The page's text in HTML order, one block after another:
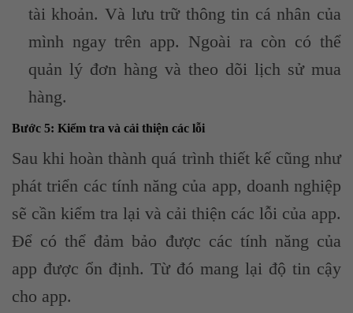
tài khoản. Và lưu trữ thông tin cá nhân của
mình ngay trên app. Ngoài ra còn có thể
quản lý đơn hàng và theo dõi lịch sử mua
hàng.
Bước 5: Kiểm tra và cải thiện các lỗi
Sau khi hoàn thành quá trình thiết kế cũng như
phát triển các tính năng của app, doanh nghiệp
sẽ cần kiểm tra lại và cải thiện các lỗi của app.
Để có thể đảm bảo được các tính năng của
app được ổn định. Từ đó mang lại độ tin cậy
cho app.